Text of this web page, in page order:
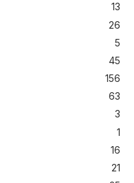
13
26
5
45
156
63
3
1
16
21